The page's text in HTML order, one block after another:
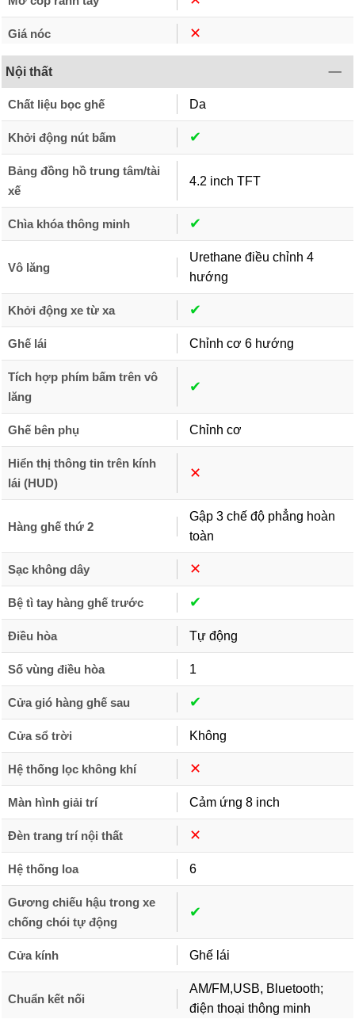
Giá nóc ✕︎
Nội thất
Chất liệu bọc ghế Da
Khởi động nút bấm ✔︎
Bảng đồng hồ trung tâm/tài
xế
4.2 inch TFT
Chìa khóa thông minh ✔︎
Vô lăng
Urethane điều chỉnh 4
hướng
Khởi động xe từ xa ✔︎
Ghế lái Chỉnh cơ 6 hướng
Tích hợp phím bấm trên vô
lăng
✔︎
Ghế bên phụ Chỉnh cơ
Hiển thị thông tin trên kính
lái (HUD)
✕︎
Hàng ghế thứ 2
Gập 3 chế độ phẳng hoàn
toàn
Sạc không dây ✕︎
Bệ tì tay hàng ghế trước ✔︎
Điều hòa Tự động
Số vùng điều hòa 1
Cửa gió hàng ghế sau ✔︎
Cửa sổ trời Không
Hệ thống lọc không khí ✕︎
Màn hình giải trí Cảm ứng 8 inch
Đèn trang trí nội thất ✕︎
Hệ thống loa 6
Gương chiếu hậu trong xe
chống chói tự động
✔︎
Cửa kính Ghế lái
Chuẩn kết nối
AM/FM,USB, Bluetooth;
điện thoại thông minh